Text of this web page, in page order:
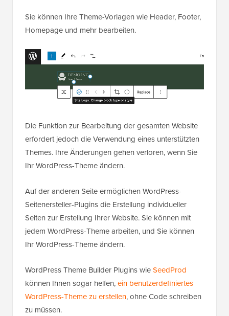
Sie können Ihre Theme-Vorlagen wie Header, Footer,
Homepage und mehr bearbeiten.
Die Funktion zur Bearbeitung der gesamten Website
erfordert jedoch die Verwendung eines unterstützten
Themes. Ihre Änderungen gehen verloren, wenn Sie
Ihr WordPress-Theme ändern.
Auf der anderen Seite ermöglichen WordPress-
Seitenersteller-Plugins die Erstellung individueller
Seiten zur Erstellung Ihrer Website. Sie können mit
jedem WordPress-Theme arbeiten, und Sie können
Ihr WordPress-Theme ändern.
WordPress Theme Builder Plugins wieSeedProd
können Ihnen sogar helfen,ein benutzerdefiniertes
WordPress-Theme zu erstellen, ohne Code schreiben
zu müssen.